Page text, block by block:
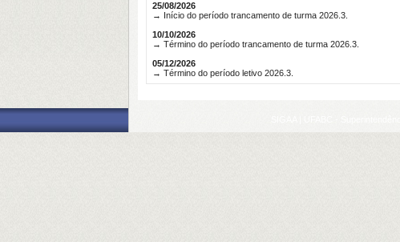
25/08/2026
→ Início do período trancamento de turma 2026.3.
10/10/2026
→ Término do período trancamento de turma 2026.3.
05/12/2026
→ Término do período letivo 2026.3.